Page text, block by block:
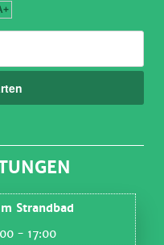
Strandbad
- 17:00